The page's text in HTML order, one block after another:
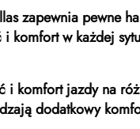
zapewnia pewne
i komfort w każdej
komfort jazdy na
dodatkowy